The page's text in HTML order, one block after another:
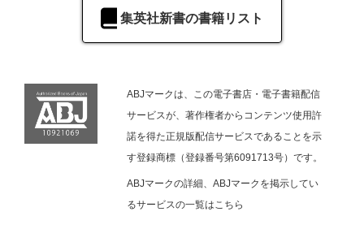
集英社新書の書籍リスト
ABJマークは、この電子書店・電子書籍配信
サービスが、著作権者からコンテンツ使用許
諾を得た正規版配信サービスであることを示
す登録商標（登録番号第6091713号）です。
ABJマークの詳細、ABJマークを掲示してい
るサービスの一覧はこちら